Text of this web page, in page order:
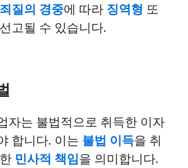
죄질의 경중에 따라 징역형 또
고될 수 있습니다.
자는 불법적으로 취득한 이자
합니다. 이는 불법 이득을 취
민사적 책임을 의미합니다.